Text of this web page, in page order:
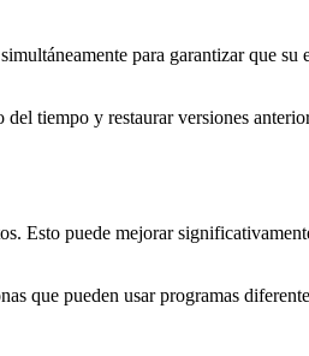
para garantizar que su
tiempo y restaurar versiones
Esto puede mejorar
que pueden usar programas